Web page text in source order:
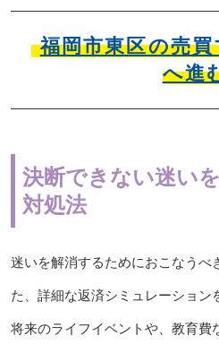
福岡市東区の売
へ進
決断できない迷い
対処法
迷いを解消するためにおこなうべ
た、詳細な返済シミュレーション
将来のライフイベントや、教育費